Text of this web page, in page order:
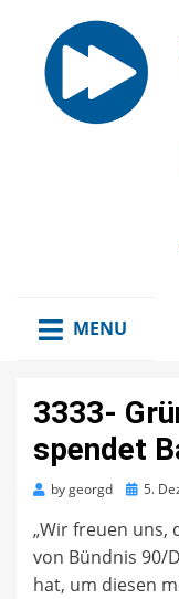
MENU
3333-
spendet
bygeorgd
Posted
5.
„Wir freuen uns,
von Bündnis 90/
hat, um diesen